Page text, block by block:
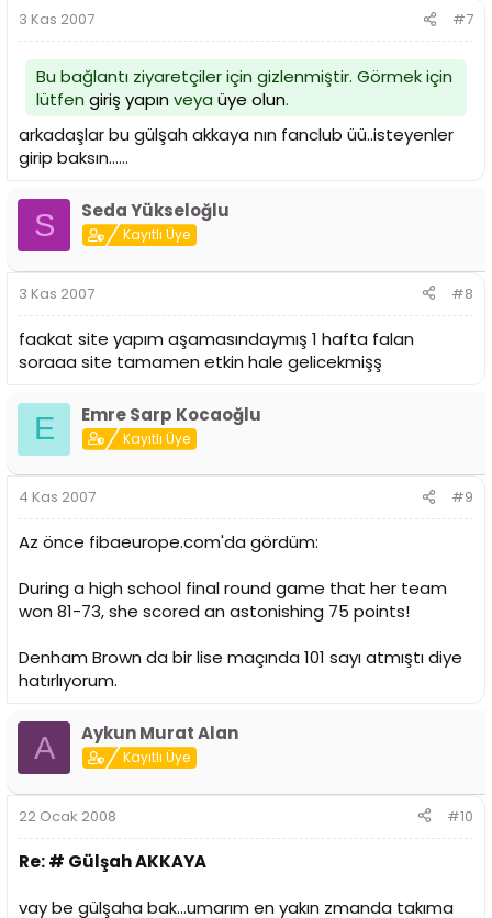
3 Kas 2007 #7
Bu bağlantı ziyaretçiler için gizlenmiştir. Görmek için
lütfen giriş yapınveya üye olun.
arkadaşlar bu gülşah akkaya nın fanclub üü..isteyenler
girip baksın......
S Seda Yükseloğlu
Kayıtlı Üye
3 Kas 2007 #8
faakat site yapım aşamasındaymış 1 hafta falan
soraaa site tamamen etkin hale gelicekmişş
E Emre Sarp Kocaoğlu
Kayıtlı Üye
4 Kas 2007 #9
Az önce fibaeurope.com'da gördüm:
During a high school final round game that her team
won 81-73, she scored an astonishing 75 points!
Denham Brown da bir lise maçında 101 sayı atmıştı diye
hatırlıyorum.
A Aykun Murat Alan
Kayıtlı Üye
22 Ocak 2008 #10
Re: # Gülşah AKKAYA
vay be gülşaha bak...umarım en yakın zmanda takıma